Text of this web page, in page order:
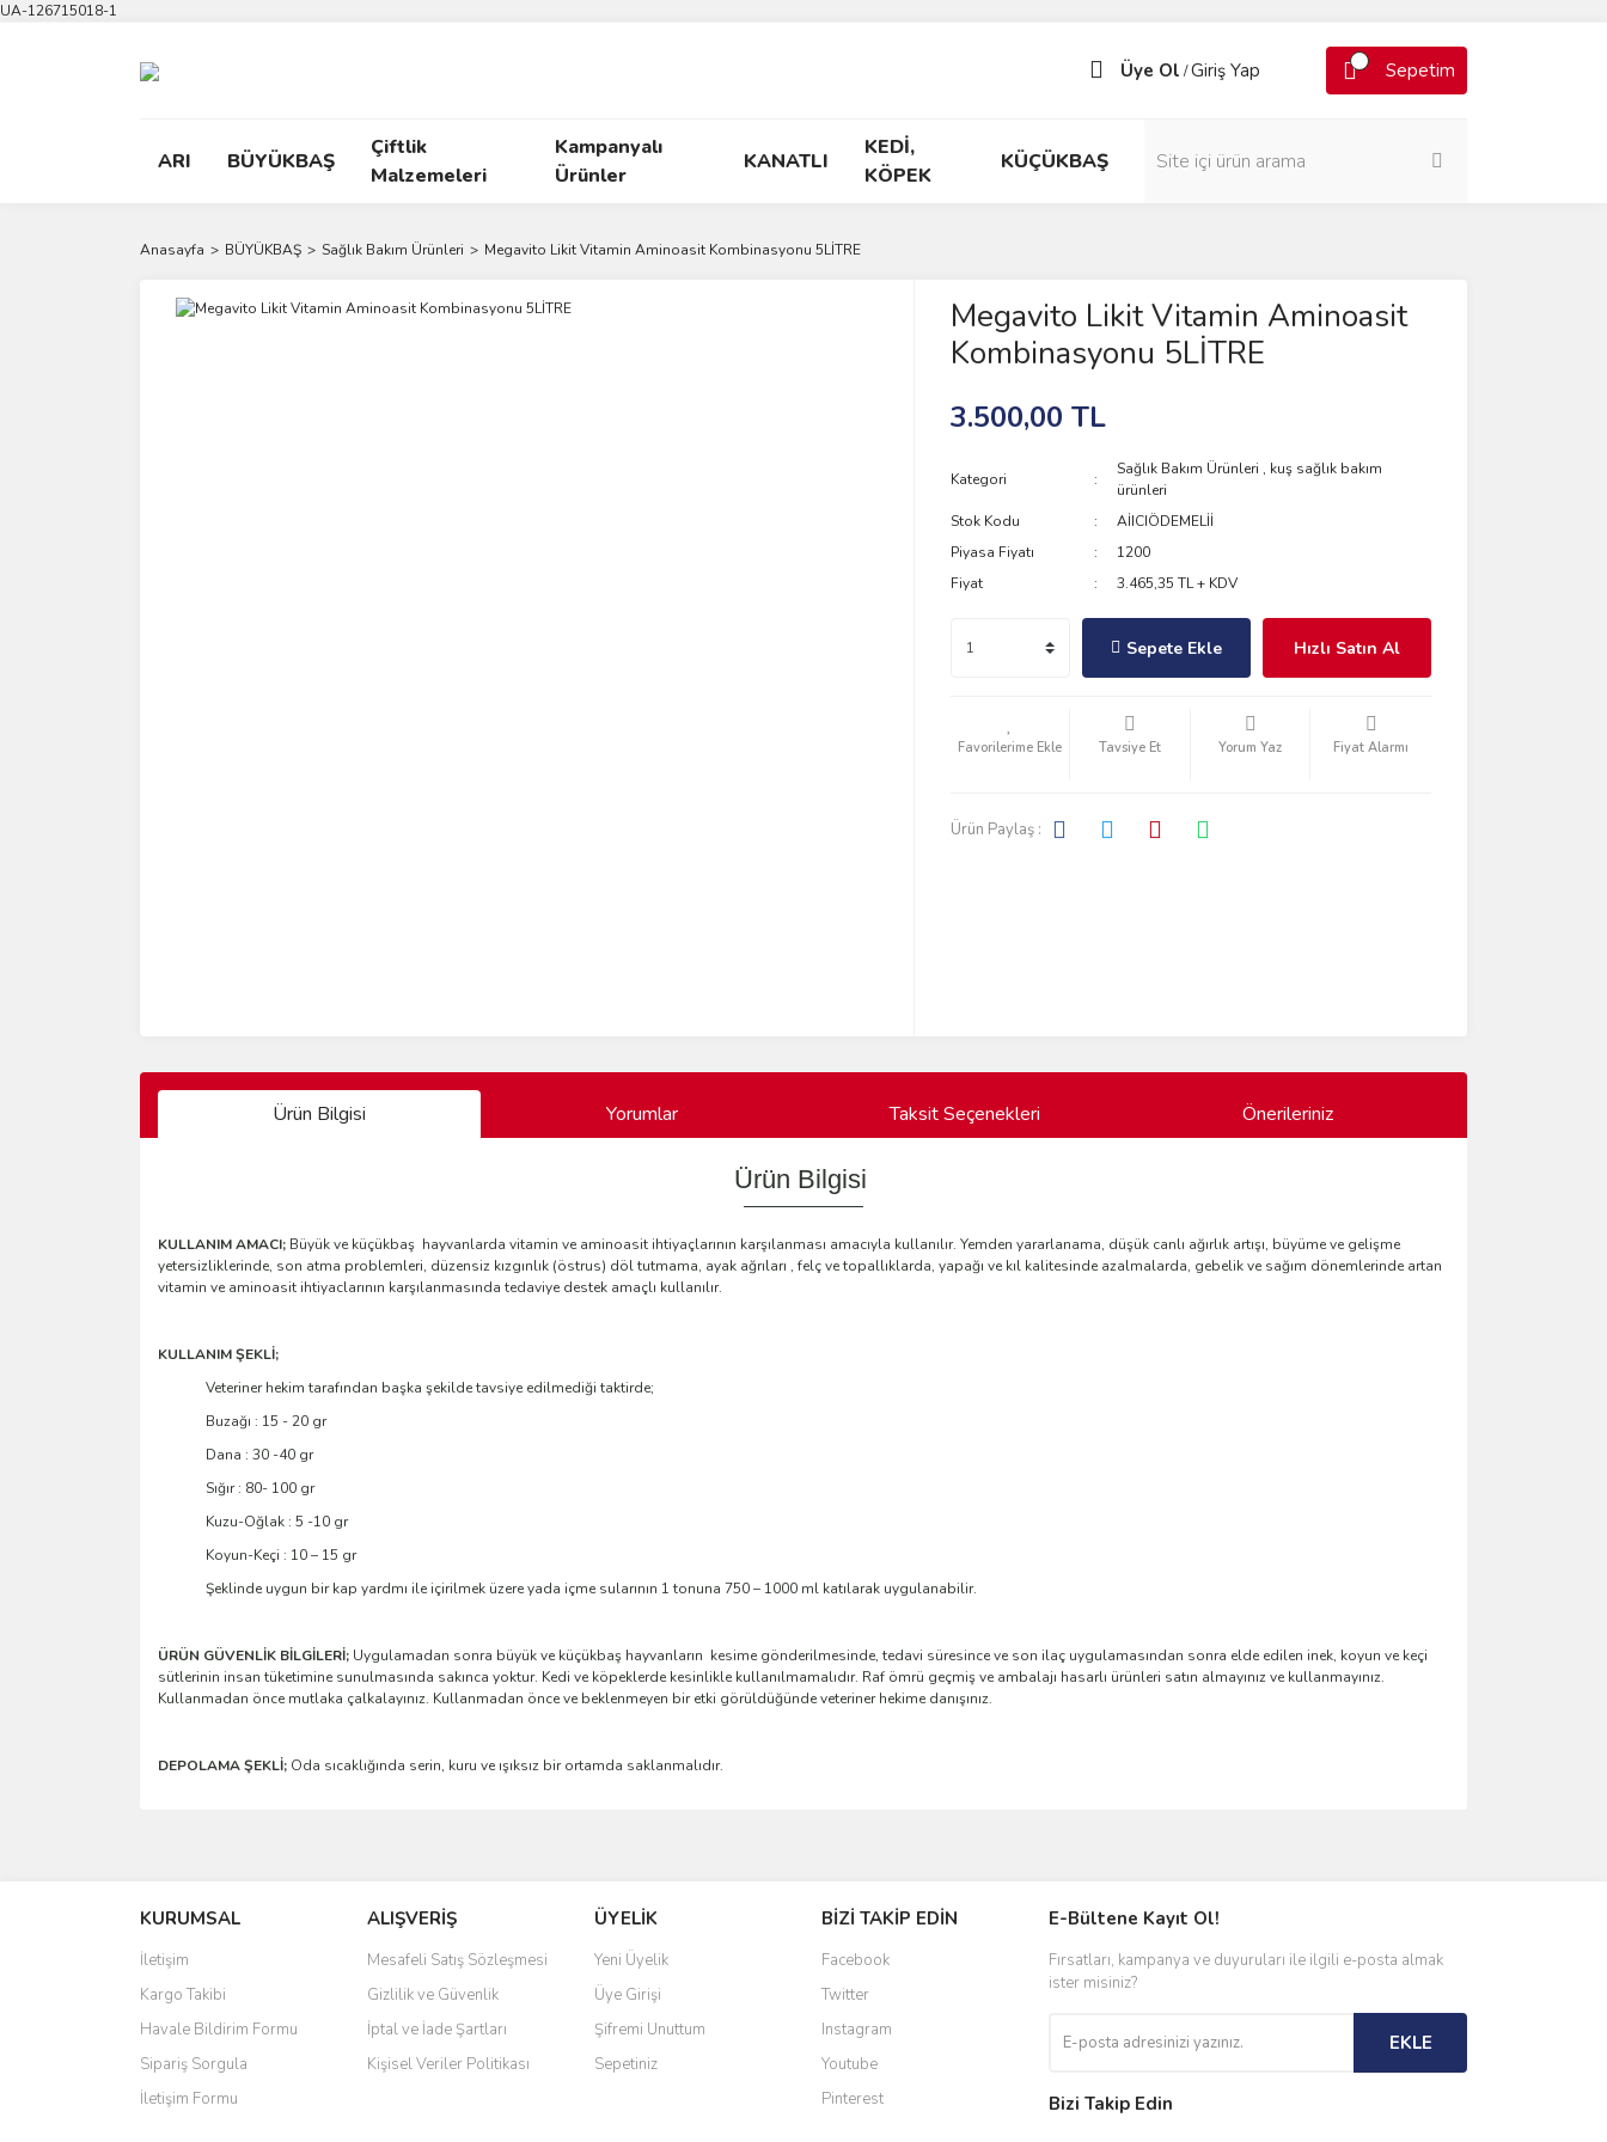
UA-126715018-1
Üye Ol /Giriş Yap Sepetim
ARI BÜYÜKBAŞ
Çiftlik
Malzemeleri
Kampanyalı
Ürünler
KANATLI
KEDİ,
KÖPEK
KÜÇÜKBAŞ
Anasayfa BÜYÜKBAŞ Sağlık Bakım Ürünleri Megavito Likit Vitamin Aminoasit Kombinasyonu 5LİTRE
Megavito Likit Vitamin Aminoasit
Kombinasyonu 5LİTRE
3.500,00 TL
Kategori
Sağlık Bakım Ürünleri , kuş sağlık bakım
ürünleri
Stok Kodu
AİICIÖDEMELİİ
Piyasa Fiyatı
1200
Fiyat
3.465,35 TL + KDV
Sepete Ekle Hızlı Satın Al
Tavsiye Et Yorum Yaz Fiyat Alarmı
Ürün Paylaş :
Ürün Bilgisi Yorumlar Taksit Seçenekleri Önerileriniz
Ürün Bilgisi
KULLANIM AMACI; Büyük ve küçükbaş hayvanlarda vitamin ve aminoasit ihtiyaçlarının karşılanması amacıyla kullanılır. Yemden yararlanama, düşük canlı ağırlık artışı, büyüme ve gelişme
yetersizliklerinde, son atma problemleri, düzensiz kızgınlık (östrus) döl tutmama, ayak ağrıları , felç ve topallıklarda, yapağı ve kıl kalitesinde azalmalarda, gebelik ve sağım dönemlerinde artan
vitamin ve aminoasit ihtiyaclarının karşılanmasında tedaviye destek amaçlı kullanılır.
KULLANIM ŞEKLİ;
Veteriner hekim tarafından başka şekilde tavsiye edilmediği taktirde;
Buzağı : 15 - 20 gr
Dana : 30 -40 gr
Sığır : 80- 100 gr
Kuzu-Oğlak : 5 -10 gr
Koyun-Keçi : 10 – 15 gr
Şeklinde uygun bir kap yardmı ile içirilmek üzere yada içme sularının 1 tonuna 750 – 1000 ml katılarak uygulanabilir.
ÜRÜN GÜVENLİK BİLGİLERİ; Uygulamadan sonra büyük ve küçükbaş hayvanların kesime gönderilmesinde, tedavi süresince ve son ilaç uygulamasından sonra elde edilen inek, koyun ve keçi
sütlerinin insan tüketimine sunulmasında sakınca yoktur. Kedi ve köpeklerde kesinlikle kullanılmamalıdır. Raf ömrü geçmiş ve ambalajı hasarlı ürünleri satın almayınız ve kullanmayınız.
Kullanmadan önce mutlaka çalkalayınız. Kullanmadan önce ve beklenmeyen bir etki görüldüğünde veteriner hekime danışınız.
DEPOLAMA ŞEKLİ; Oda sıcaklığında serin, kuru ve ışıksız bir ortamda saklanmalıdır.
Ürün resmi kalitesiz, bozuk veya görüntülenemiyor.
Ürün açıklamasında eksik bilgiler bulunuyor.
Ürün bilgilerinde hatalar bulunuyor.
Ürün fiyatı diğer sitelerden daha pahalı.
Bu ürüne benzer farklı alternatifler olmalı.
KURUMSAL
İletişim
Kargo Takibi
Havale Bildirim Formu
Sipariş Sorgula
İletişim Formu
ALIŞVERİŞ
Mesafeli Satış Sözleşmesi
Gizlilik ve Güvenlik
İptal ve İade Şartları
Kişisel Veriler Politikası
ÜYELİK
Yeni Üyelik
Üye Girişi
Şifremi Unuttum
Sepetiniz
BİZİ TAKİP EDİN
Facebook
Twitter
Instagram
Youtube
Pinterest
E-Bültene Kayıt Ol!
Fırsatları, kampanya ve duyuruları ile ilgili e-posta almak
ister misiniz?
EKLE
Bizi Takip Edin